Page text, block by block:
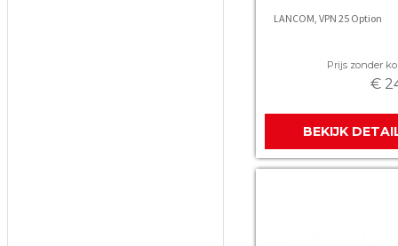
LANCOM, VPN 25 Option
Prijs zonder
€
BEKIJK